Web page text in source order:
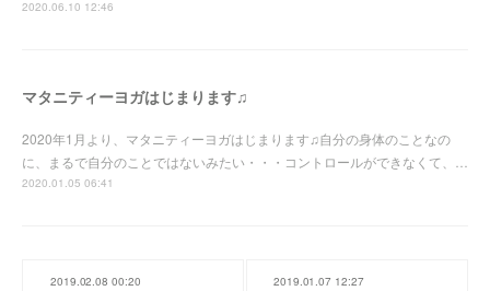
2020.06.10 12:46
マタニティーヨガはじまります♫
2020年1月より、マタニティーヨガはじまります♫自分の身体のことなの
に、まるで自分のことではないみたい・・・コントロールができなくて、…
2020.01.05 06:41
2019.02.08 00:20 2019.01.07 12:27